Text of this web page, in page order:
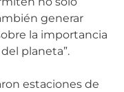
generar
la importancia
planeta”.
estaciones de